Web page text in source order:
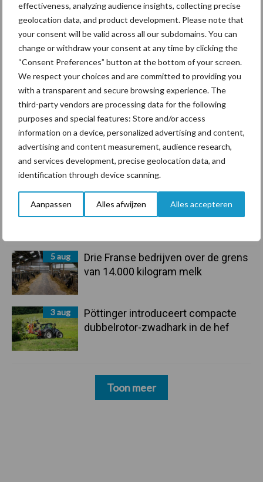
effectiveness, analyzing audience insights, collecting precise
geolocation data, and product development. Please note that
your consent will be valid across all our subdomains. You can
change or withdraw your consent at any time by clicking the
“Consent Preferences” button at the bottom of your screen.
We respect your choices and are committed to providing you
with a transparent and secure browsing experience. The
third-party vendors are processing data for the following
purposes and special features: Store and/or access
information on a device, personalized advertising and content,
advertising and content measurement, audience research,
and services development, precise geolocation data, and
identification through device scanning.
Aanpassen Alles afwijzen Alles accepteren
Primaire
Sidebar
Recent nieuws Partner nieuws
6 aug
ForFarmers ziet volume en
marktaandeel groeien in krimpende
Nederlandse markt
Tien praktische tips voor een
langere levensduur
hygieneoplossingen is in Polen
5 aug
Drie Franse bedrijven over de grens
van 14.000 kilogram melk
3 aug
Pöttinger introduceert compacte
dubbelrotor-zwadhark in de hef
Toon meer